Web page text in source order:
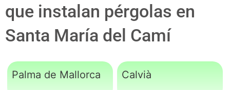
que instalan pérgolas en
Santa María del Camí
Palma de Mallorca Calvià